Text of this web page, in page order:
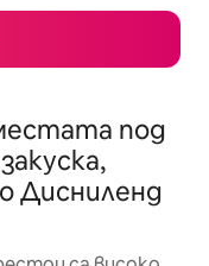
под
Дисниленд